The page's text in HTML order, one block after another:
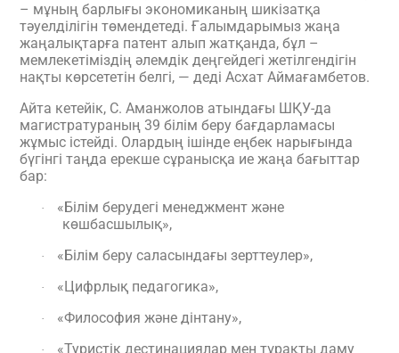
– мұның барлығы экономиканың шикізатқа
тәуелділігін төмендетеді. Ғалымдарымыз жаңа
жаңалықтарға патент алып жатқанда, бұл –
мемлекетіміздің әлемдік деңгейдегі жетілгендігін
нақты көрсететін белгі, — деді Асхат Аймағамбетов.
Айта кетейік, С. Аманжолов атындағы ШҚУ-да
магистратураның 39 білім беру бағдарламасы
жұмыс істейді. Олардың ішінде еңбек нарығында
бүгінгі таңда ерекше сұранысқа ие жаңа бағыттар
бар:
·
«Білім берудегі менеджмент және
көшбасшылық»,
· «Білім беру саласындағы зерттеулер»,
· «Цифрлық педагогика»,
· «Философия және дінтану»,
·
«Туристік дестинациялар мен тұрақты даму